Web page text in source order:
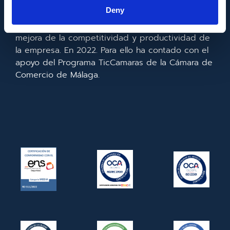
Deny
acceso a las mismas y gracias al que ha
realizado la implementación de un CRM y para la
mejora de la competitividad y productividad de
la empresa. En 2022. Para ello ha contado con el
apoyo del Programa TicCamaras de la Cámara de
Comercio de Málaga.